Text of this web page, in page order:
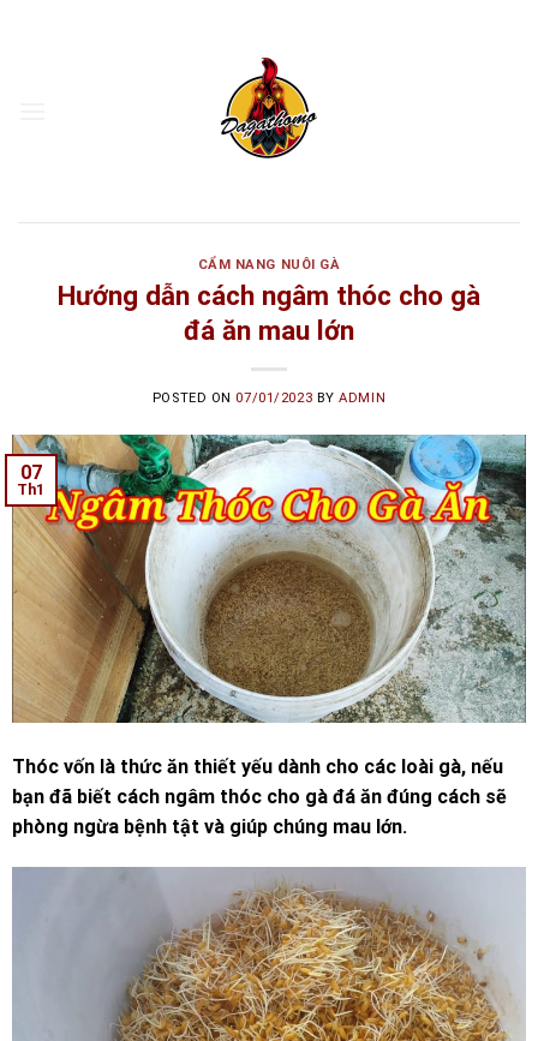
CẨM NANG NUÔI GÀ
Hướng dẫn cách ngâm thóc cho gà
đá ăn mau lớn
POSTED ON 07/01/2023 BYADMIN
07
Th1
Thóc vốn là thức ăn thiết yếu dành cho các loài gà, nếu
bạn đã biết cách ngâm thóc cho gà đá ăn đúng cách sẽ
phòng ngừa bệnh tật và giúp chúng mau lớn.